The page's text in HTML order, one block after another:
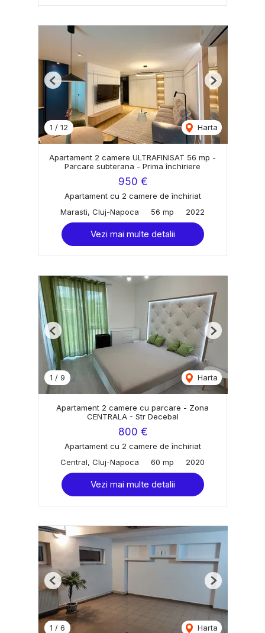
1 / 12 Harta
Previous Next
Apartament 2 camere ULTRAFINISAT 56 mp -
Parcare subterana - Prima închiriere
950 €
Apartament cu 2 camere de închiriat
Marasti, Cluj-Napoca
56 mp 2022
Vezi mai multe detalii
1 / 9 Harta
Previous Next
Apartament 2 camere cu parcare - Zona
CENTRALA - Str Decebal
800 €
Apartament cu 2 camere de închiriat
Central, Cluj-Napoca
60 mp 2020
Vezi mai multe detalii
1 / 6 Harta
Previous Next